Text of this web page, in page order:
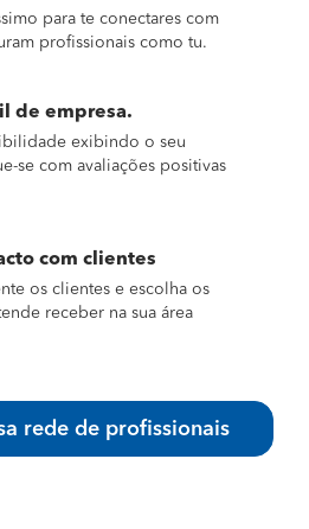
para te conectares com
profissionais como tu.
de empresa.
exibindo o seu
se com avaliações positivas
com clientes
os clientes e escolha os
receber na sua área
rede de profissionais